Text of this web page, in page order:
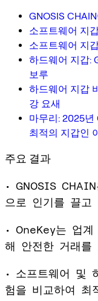
GNOSIS
소프트웨어 지
소프트웨어 지
하드웨어 지갑:
보루
하드웨어 지갑
강 요새
마무리: 2025년
최적의 지갑인
주요 결과
• GNOSIS
으로 인기를 끌고
• OneKey는 업
해 안전한 거래를
• 소프트웨어 및
험을 비교하여 최